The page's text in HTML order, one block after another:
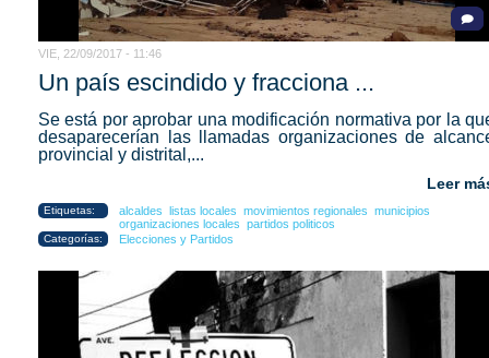
VIE, 22/09/2017 - 11:46
Un país escindido y fracciona ...
Se está por aprobar una modificación normativa por la
desaparecerían las llamadas organizaciones de
provincial y distrital,...
Leer
Etiquetas: alcaldes listas locales movimientos regionales municipios
organizaciones locales partidos politicos
Categorías: Elecciones y Partidos